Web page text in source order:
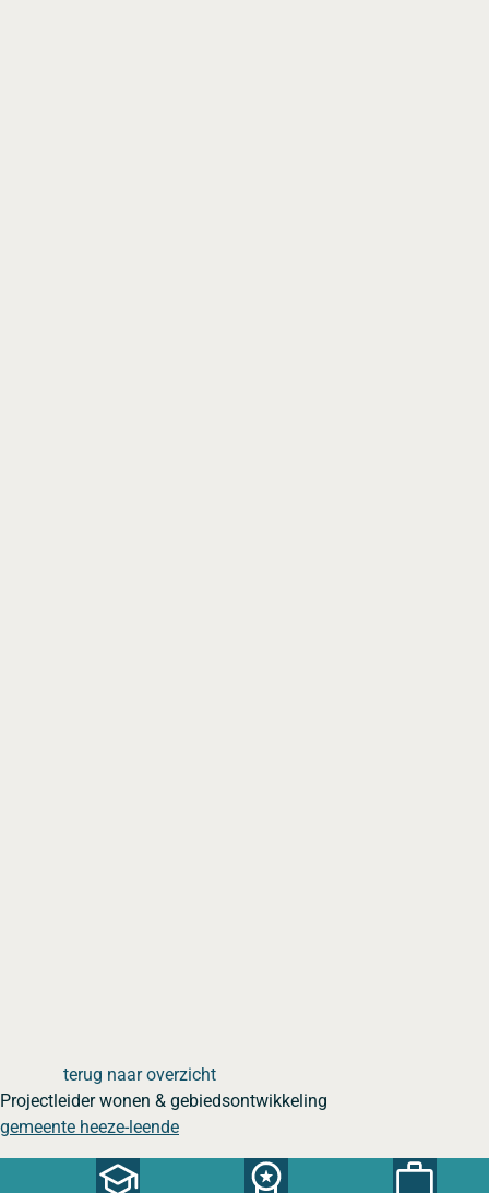
terug naar overzicht
Projectleider wonen & gebiedsontwikkeling
gemeente heeze-leende